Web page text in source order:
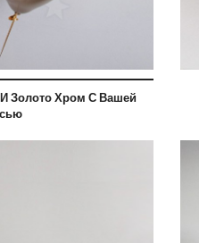
Золото Хром С Вашей